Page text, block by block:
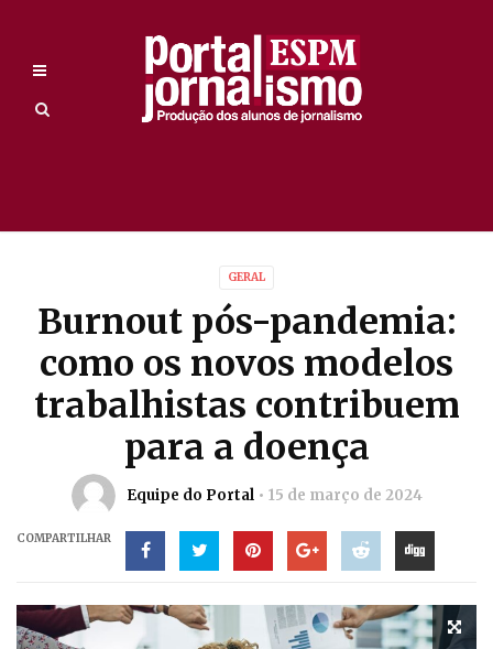
GERAL
Burnout pós-pandemia:
como os novos modelos
trabalhistas contribuem
para a doença
Equipe do Portal 15 de março de 2024
COMPARTILHAR